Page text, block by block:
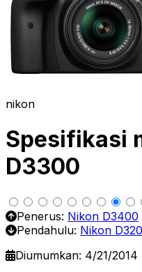
nikon
Spesifikasi
D3300
Penerus: Nikon D3400
Pendahulu: Nikon
Diumumkan: 4/21/2014